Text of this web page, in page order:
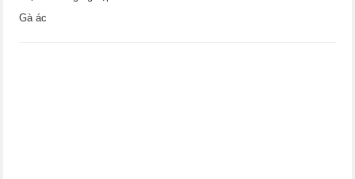
Gà ác